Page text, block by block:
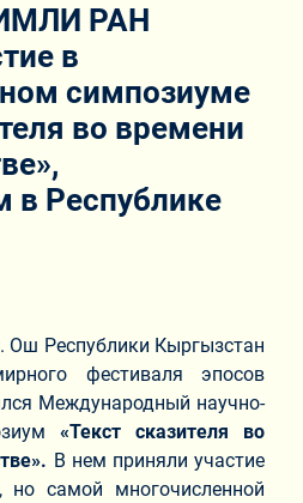
РАН
в
симпозиуме
во времени
в Республике
Ош Республики Кыргызстан
фестиваля эпосов
Международный научно-
«Текст сказителя во
В нем приняли участие
самой многочисленной